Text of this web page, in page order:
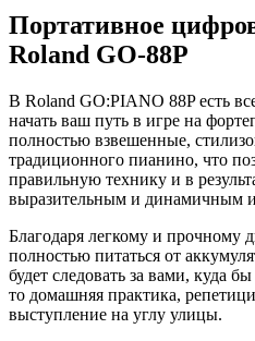
Портативное
Roland GO-88P
В Roland GO:PIANO 88P есть
начать ваш путь в игре на
полностью взвешенные,
традиционного пианино, что
правильную технику и в
выразительным и динамичным
Благодаря легкому и прочному
полностью питаться от
будет следовать за вами, куда
то домашняя практика,
выступление на углу улицы.